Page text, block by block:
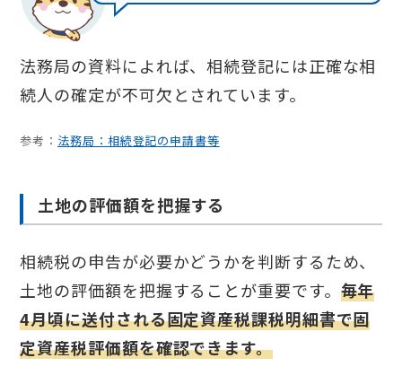
法務局の資料によれば、相続登記には正確な相
続人の確定が不可欠とされています。
参考： 法務局：相続登記の申請書等
土地の評価額を把握する
相続税の申告が必要かどうかを判断するため、
土地の評価額を把握することが重要です。 毎年
4月頃に送付される固定資産税課税明細書で固
定資産税評価額を確認できます。